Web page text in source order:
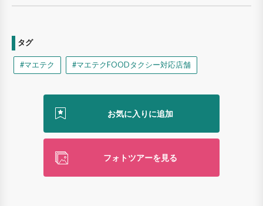
タグ
#マエテク #マエテクFOODタクシー対応店舗
フォトツアーを見る